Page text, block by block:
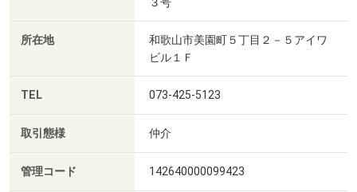
３号
所在地
和歌山市美園町５丁目２－５アイワ
ビル１Ｆ
TEL 073-425-5123
取引態様 仲介
管理コード 142640000099423